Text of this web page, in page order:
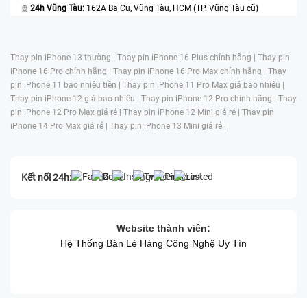
24h Vũng Tàu: 162A Ba Cu, Vũng Tàu, HCM (TP. Vũng Tàu cũ)
Thay pin iPhone 13 thường | Thay pin iPhone 16 Plus chính hãng | Thay pin
iPhone 16 Pro chính hãng | Thay pin iPhone 16 Pro Max chính hãng | Thay
pin iPhone 11 bao nhiêu tiền | Thay pin iPhone 11 Pro Max giá bao nhiêu |
Thay pin iPhone 12 giá bao nhiêu | Thay pin iPhone 12 Pro chính hãng | Thay
pin iPhone 12 Pro Max giá rẻ | Thay pin iPhone 12 Mini giá rẻ | Thay pin
iPhone 14 Pro Max giá rẻ | Thay pin iPhone 13 Mini giá rẻ |
Kết nối 24h:
Website thành viên:
Hệ Thống Bán Lẻ Hàng Công Nghệ Uy Tín